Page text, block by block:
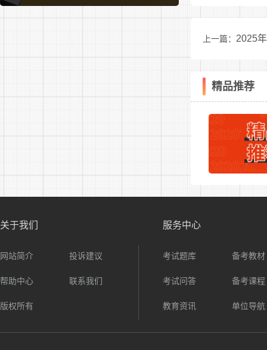
上一篇： 2025
岗位表
精品推荐
关于我们
网站简介 投诉建议
帮助中心 联系我们
版权所有
服务中心
考试题库 备考教材
考试问答 备考课程
教育资讯 单位导航